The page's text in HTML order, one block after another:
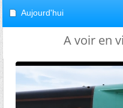
Aujourd'hui
A voir en